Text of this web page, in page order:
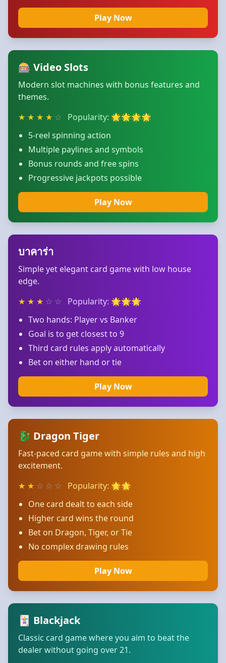
Play Now
🎰 Video Slots
Modern slot machines with bonus features and
themes.
★ ★ ★ ★ ☆
Popularity: 🌟🌟🌟🌟
5-reel spinning action
Multiple paylines and symbols
Bonus rounds and free spins
Progressive jackpots possible
Play Now
บาคาร่า
Simple yet elegant card game with low house
edge.
★ ★ ★ ☆ ☆
Popularity: 🌟🌟🌟
Two hands: Player vs Banker
Goal is to get closest to 9
Third card rules apply automatically
Bet on either hand or tie
Play Now
🐉 Dragon Tiger
Fast-paced card game with simple rules and high
excitement.
★ ★ ☆ ☆ ☆
Popularity: 🌟🌟
One card dealt to each side
Higher card wins the round
Bet on Dragon, Tiger, or Tie
No complex drawing rules
Play Now
🃏 Blackjack
Classic card game where you aim to beat the
dealer without going over 21.